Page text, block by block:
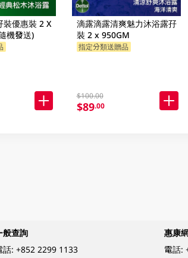
裝優惠裝 2 X
機發送)
滴露滴露清爽魅力沐浴露孖
裝 2 x 950GM
指定分類送贈品
$100.00
$89.00
般查詢
話: +852 2299 1133
惠康
電話: